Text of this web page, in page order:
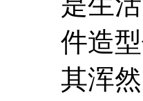
件造
其浑